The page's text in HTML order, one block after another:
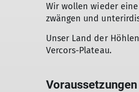
Wir wollen wieder
zwängen und
Unser Land der
Vercors-Plateau.
Voraussetzungen